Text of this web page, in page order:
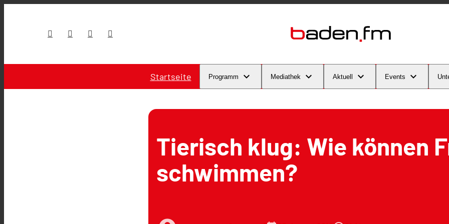
Startseite Programm Mediathek Aktuell Events
Tierisch klug: Wie können
schwimmen?